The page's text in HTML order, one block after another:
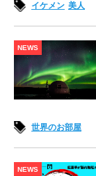
イケメン 美人
NEWS
世界のお部屋
NEWS